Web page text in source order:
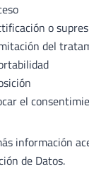
o
del
el
información
de Datos.